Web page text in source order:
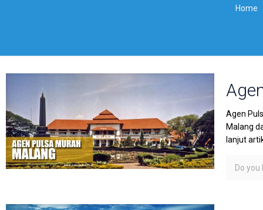
Home
Agen
Malang
lanjut
Do you